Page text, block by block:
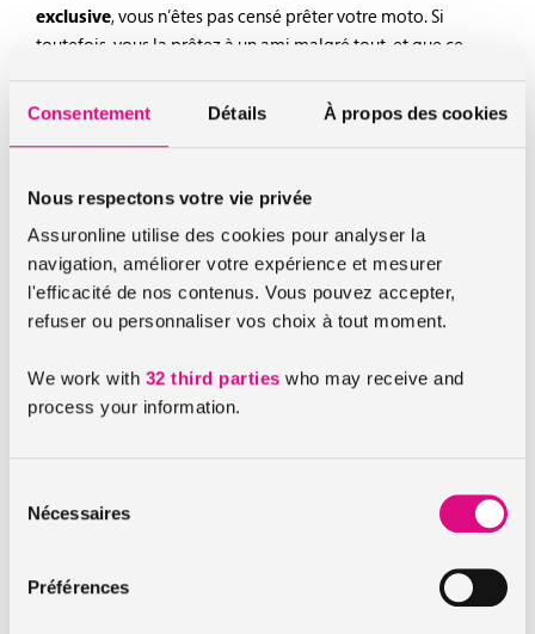
Consentement Détails À propos des cookies
Nous respectons votre vie privée
Assuronline utilise des cookies pour analyser la
navigation, améliorer votre expérience et mesurer
l'efficacité de nos contenus. Vous pouvez accepter,
refuser ou personnaliser vos choix à tout moment.
We work with 32 third parties who may receive and
process your information.
Nécessaires
Préférences
exclusive, vous n’êtes pas censé prêter votre moto. Si
toutefois, vous la prêtez à un ami malgré tout, et que ce
réserve d’une franchise assez importante.
Un prêt possible sous réserve d’une franchise
Si vous n’avez pas de clause conduite exclusive dans votre
contrat d’assurance moto, vous pourrez prêter votre moto
en étant certain d’être assuré. Il se peut simplement que
votre contrat prévoit une franchise prêt de guidon, qui
Prêter sa moto oui, mais aux personnes
autorisées
permis de conduire
adéquat, en cours de validité. Vous prêtez votre véhicule, il